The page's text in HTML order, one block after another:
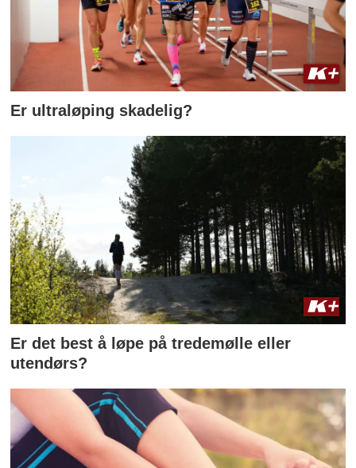
Er ultraløping skadelig?
Er det best å løpe på tredemølle eller
utendørs?